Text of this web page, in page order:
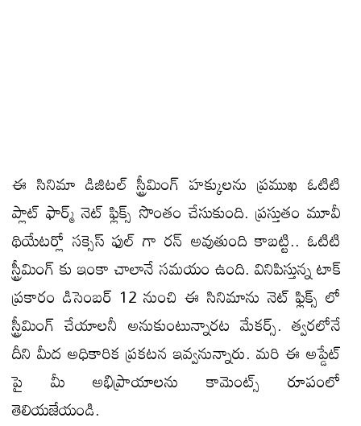
ఈ సినిమా డిజిటల్ స్ట్రీమింగ్ హక్కులను ప్రముఖ ఓటిటి
ప్లాట్ ఫార్మ్ నెట్ ఫ్లిక్స్ సొంతం చేసుకుంది. ప్రస్తుతం మూవీ
థియేటర్లో సక్సెస్ ఫుల్ గా రన్ అవుతుంది కాబట్టి.. ఓటిటి
స్ట్రీమింగ్ కు ఇంకా చాలానే సమయం ఉంది. వినిపిస్తున్న టాక్
ప్రకారం డిసెంబర్ 12 నుంచి ఈ సినిమాను నెట్ ఫ్లిక్స్ లో
స్ట్రీమింగ్ చేయాలనీ అనుకుంటున్నారట మేకర్స్. త్వరలోనే
దీని మీద అధికారిక ప్రకటన ఇవ్వనున్నారు. మరి ఈ అప్డేట్
పై మీ అభిప్రాయాలను కామెంట్స్ రూపంలో
తెలియజేయండి.